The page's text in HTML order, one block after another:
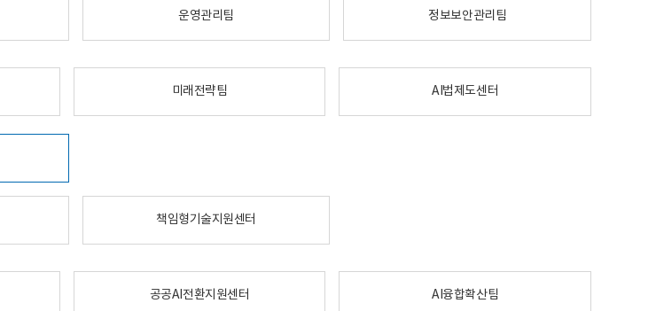
운영관리팀 정보보안관리팀
미래전략팀 AI법제도센터
책임형기술지원센터
공공AI전환지원센터 AI융합확산팀